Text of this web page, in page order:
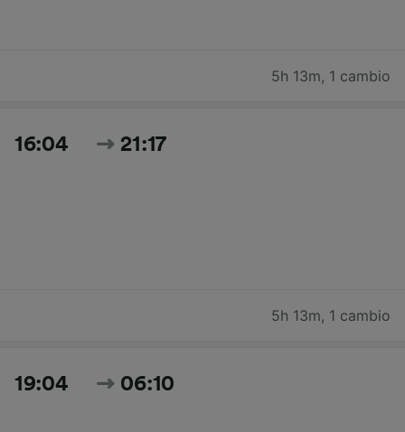
5h 13m, 1 cambio
16:04 21:17
5h 13m, 1 cambio
19:04 06:10